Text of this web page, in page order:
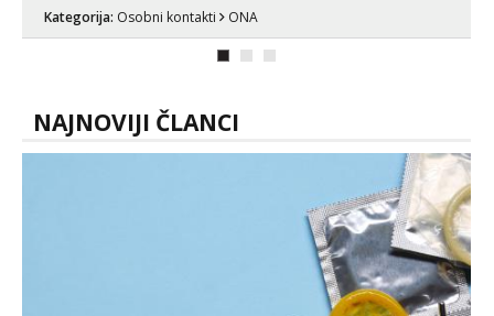
Kategorija: Osobni kontakti ONA
NAJNOVIJI ČLANCI